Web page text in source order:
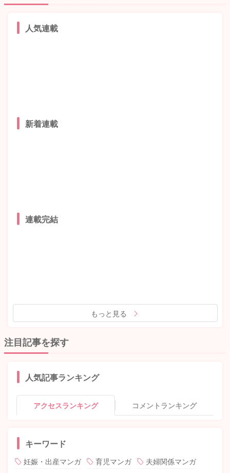
人気連載
新着連載
連載完結
もっと見る
注目記事を探す
人気記事ランキング
アクセスランキング コメントランキング
キーワード
妊娠・出産マンガ 育児マンガ
夫婦関係マンガ